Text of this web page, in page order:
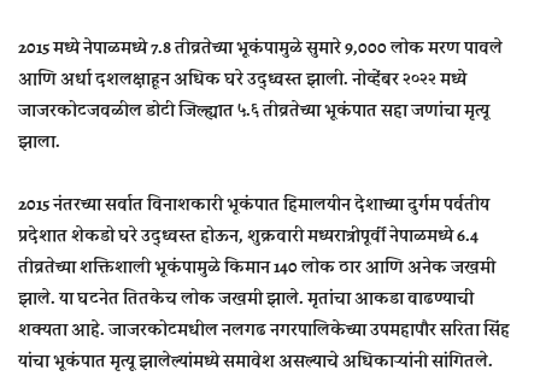
2015 मध्ये नेपाळमध्ये 7.8 तीव्रतेच्या भूकंपामुळे सुमारे 9,000 लोक मरण पावले
आणि अर्धा दशलक्षाहून अधिक घरे उद्ध्वस्त झाली. नोव्हेंबर २०२२ मध्ये
जाजरकोटजवळील डोटी जिल्ह्यात ५.६ तीव्रतेच्या भूकंपात सहा जणांचा मृत्यू
झाला.
2015 नंतरच्या सर्वात विनाशकारी भूकंपात हिमालयीन देशाच्या दुर्गम पर्वतीय
प्रदेशात शेकडो घरे उद्ध्वस्त होऊन, शुक्रवारी मध्यरात्रीपूर्वी नेपाळमध्ये 6.4
तीव्रतेच्या शक्तिशाली भूकंपामुळे किमान 140 लोक ठार आणि अनेक जखमी
झाले. या घटनेत तितकेच लोक जखमी झाले. मृतांचा आकडा वाढण्याची
शक्यता आहे. जाजरकोटमधील नलगढ नगरपालिकेच्या उपमहापौर सरिता सिंह
यांचा भूकंपात मृत्यू झालेल्यांमध्ये समावेश असल्याचे अधिकाऱ्यांनी सांगितले.